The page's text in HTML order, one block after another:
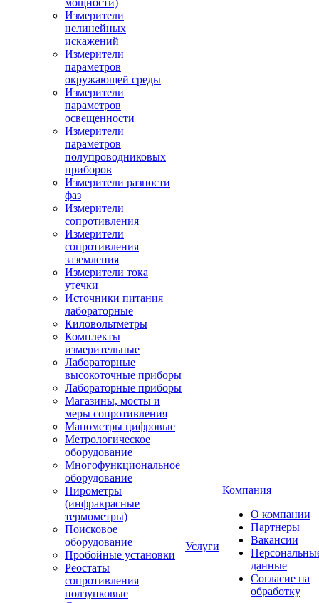
мощности)
Измерители
нелинейных
искажений
Измерители
параметров
окружающей среды
Измерители
параметров
освещенности
Измерители
параметров
полупроводниковых
приборов
Измерители разности
фаз
Измерители
сопротивления
Измерители
сопротивления
заземления
Измерители тока
утечки
Источники питания
лабораторные
Киловольтметры
Комплекты
измерительные
Лабораторные
высокоточные приборы
Лабораторные приборы
Магазины, мосты и
меры сопротивления
Манометры цифровые
Метрологическое
оборудование
Многофункциональное
оборудование
Пирометры
(инфракрасные
термометры)
Поисковое
оборудование
Пробойные установки
Реостаты
сопротивления
ползунковые
Услуги
Компания
О компании
Партнеры
Вакансии
данные
Согласие на
обработку